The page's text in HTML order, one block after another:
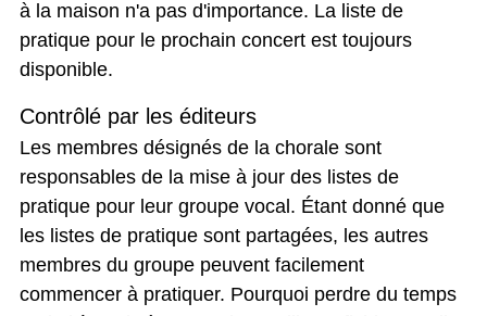
à la maison n'a pas d'importance. La liste de
pratique pour le prochain concert est toujours
disponible.
Contrôlé par les éditeurs
Les membres désignés de la chorale sont
responsables de la mise à jour des listes de
pratique pour leur groupe vocal. Étant donné que
les listes de pratique sont partagées, les autres
membres du groupe peuvent facilement
commencer à pratiquer. Pourquoi perdre du temps